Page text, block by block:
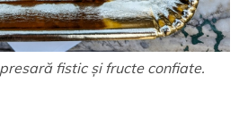
fistic și fructe confiate.